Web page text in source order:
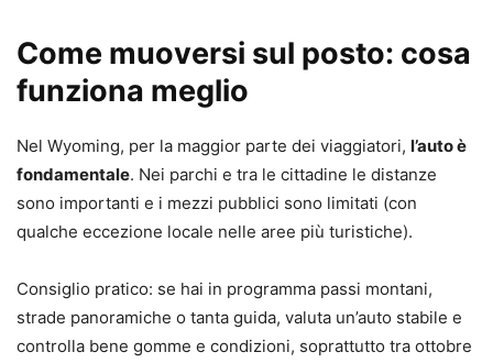
Come muoversi sul posto: cosa
funziona meglio
Nel Wyoming, per la maggior parte dei viaggiatori, l’auto è
fondamentale. Nei parchi e tra le cittadine le distanze
sono importanti e i mezzi pubblici sono limitati (con
qualche eccezione locale nelle aree più turistiche).
Consiglio pratico: se hai in programma passi montani,
strade panoramiche o tanta guida, valuta un’auto stabile e
controlla bene gomme e condizioni, soprattutto tra ottobre